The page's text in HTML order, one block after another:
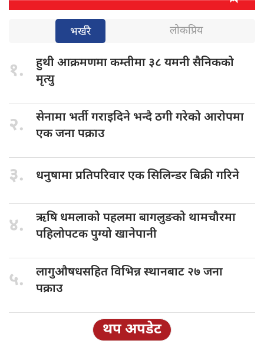
भर्खरै लोकप्रिय
१. हुथी आक्रमणमाकम्तीमा ३८ यमनी सैनिकको
मृत्यु
२. सेनामा भर्तीगराइदिने भन्दै ठगी गरेको आरोपमा
एक जना पक्राउ
३. धनुषामा प्रतिपरिवारएक सिलिन्डर बिक्री गरिने
४. ऋषि धमलाकोपहलमा बागलुङको थामचौरमा
पहिलोपटक पुग्यो खानेपानी
५. लागुऔषधसहित विभिन्नस्थानबाट २७ जना
पक्राउ
थप अपडेट